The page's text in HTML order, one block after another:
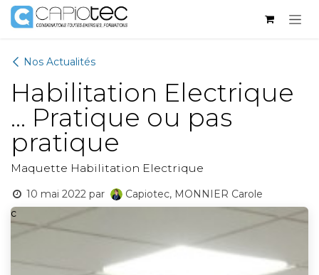
Se rendre au contenu
Nos Actualités
Habilitation Electrique
... Pratique ou pas
pratique
Maquette Habilitation Electrique
10 mai 2022 par
Capiotec, MONNIER Carole
c